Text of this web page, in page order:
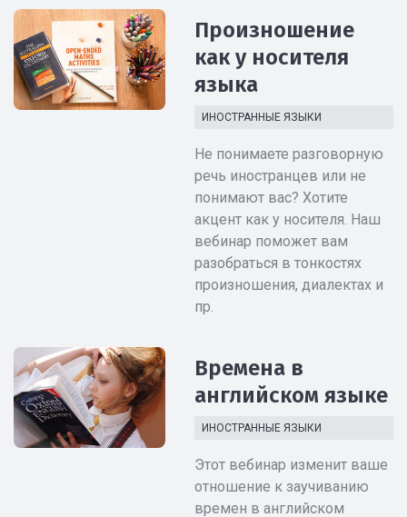
Произношение
как у носителя
языка
ИНОСТРАННЫЕ ЯЗЫКИ
Не понимаете разговорную
речь иностранцев или не
понимают вас? Хотите
акцент как у носителя. Наш
вебинар поможет вам
разобраться в тонкостях
произношения, диалектах и
пр.
Времена в
английском языке
ИНОСТРАННЫЕ ЯЗЫКИ
Этот вебинар изменит ваше
отношение к заучиванию
времен в английском